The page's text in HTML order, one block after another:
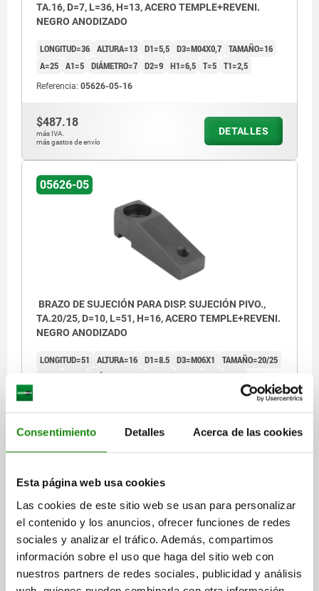
Consentimiento Detalles Acerca de las cookies
Esta página web usa cookies
Las cookies de este sitio web se usan para personalizar
el contenido y los anuncios, ofrecer funciones de redes
sociales y analizar el tráfico. Además, compartimos
información sobre el uso que haga del sitio web con
nuestros partners de redes sociales, publicidad y análisis
TA.16, D=7, L=36, H=13, ACERO TEMPLE+REVENI.
NEGRO ANODIZADO
LONGITUD=36 ALTURA=13 D1=5,5 D3=M04X0,7 TAMAÑO=16
A=25 A1=5 DIÁMETRO=7 D2=9 H1=6,5 T=5 T1=2,5
Referencia: 05626-05-16
$487.18
más IVA.
más gastos de envío
DETALLES
05626-05
BRAZO DE SUJECIÓN PARA DISP. SUJECIÓN PIVO.,
TA.20/25, D=10, L=51, H=16, ACERO TEMPLE+REVENI.
NEGRO ANODIZADO
LONGITUD=51 ALTURA=16 D1=8.5 D3=M06X1
TAMAÑO=20/25
A=35 A1=7 DIÁMETRO=10 D2=14 H1=8 T=7 T1=3
$527.70
más gastos de envío